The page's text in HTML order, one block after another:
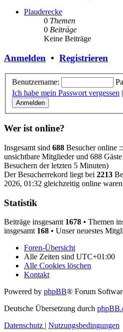
Plauderecke
0 Themen
0 Beiträge
Keine Beiträge
Anmelden • Registrieren
Benutzername:
Ich habe mein Passwort vergessen |
Wer ist online?
Insgesamt sind 688 Besucher online
unsichtbare Mitglieder und 688
Besuchern der letzten 5 Minuten)
Der Besucherrekord liegt bei 2213
2026, 01:32 gleichzeitig online
Statistik
Beiträge insgesamt 1678 • Themen
insgesamt 168 • Unser neuestes
Foren-Übersicht
Alle Zeiten sind UTC+01:00
Alle Cookies löschen
Kontakt
Powered by phpBB® Forum
Deutsche Übersetzung durch
Datenschutz | Nutzungsbedingungen